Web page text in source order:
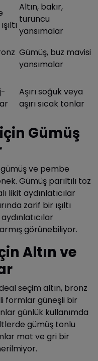
Altın, bakır,
turuncu
yansımalar
Gümüş, buz mavisi
yansımalar
Aşırı soğuk veya
aşırı sıcak tonlar
Gümüş
ve pembe
Gümüş parıltılı toz
likit aydınlatıcılar
zarif bir ışıltı
görünebiliyor.
Altın ve
seçim altın, bronz
formlar güneşli bir
günlük kullanımda
gümüş tonlu
mat ve gri bir